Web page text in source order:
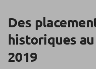
Des
historiques
2019